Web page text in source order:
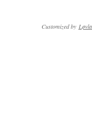
Customized by